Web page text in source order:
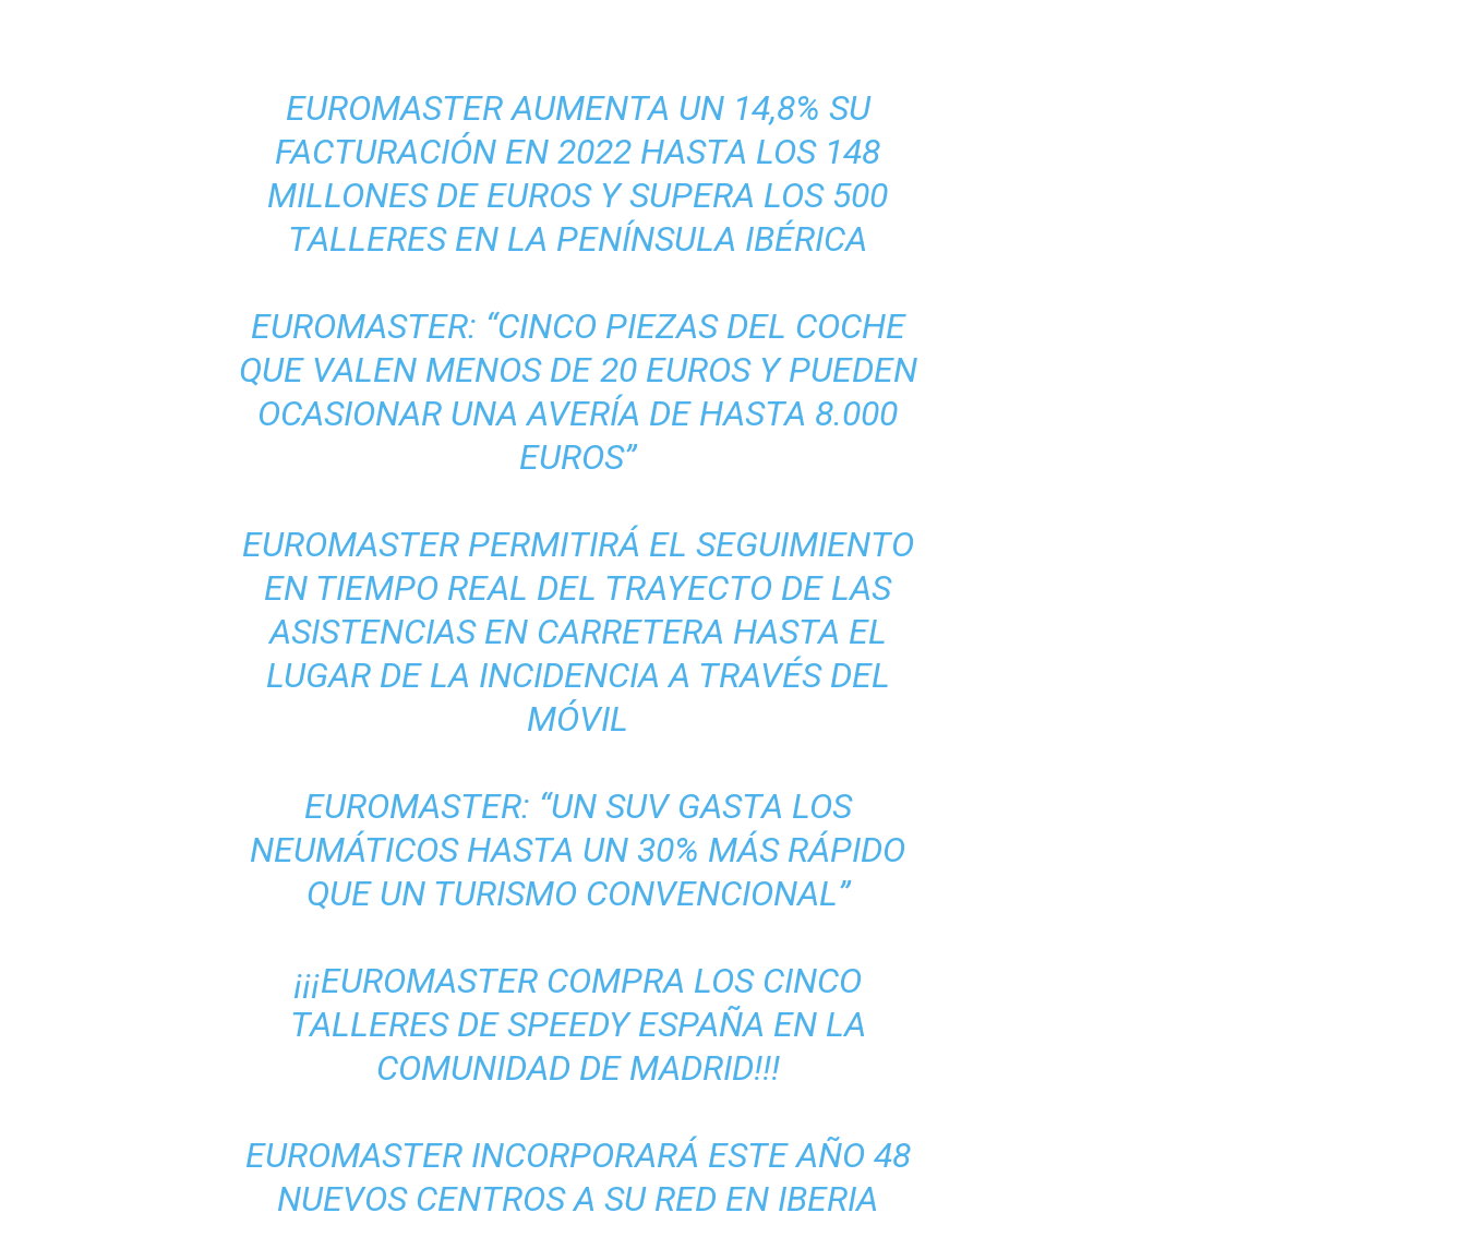
EUROMASTER AUMENTA UN 14,8% SU
FACTURACIÓN EN 2022 HASTA LOS 148
MILLONES DE EUROS Y SUPERA LOS 500
TALLERES EN LA PENÍNSULA IBÉRICA
EUROMASTER: “CINCO PIEZAS DEL COCHE
QUE VALEN MENOS DE 20 EUROS Y PUEDEN
OCASIONAR UNA AVERÍA DE HASTA 8.000
EUROS”
EUROMASTER PERMITIRÁ EL SEGUIMIENTO
EN TIEMPO REAL DEL TRAYECTO DE LAS
ASISTENCIAS EN CARRETERA HASTA EL
LUGAR DE LA INCIDENCIA A TRAVÉS DEL
MÓVIL
EUROMASTER: “UN SUV GASTA LOS
NEUMÁTICOS HASTA UN 30% MÁS RÁPIDO
QUE UN TURISMO CONVENCIONAL”
¡¡¡EUROMASTER COMPRA LOS CINCO
TALLERES DE SPEEDY ESPAÑA EN LA
COMUNIDAD DE MADRID!!!
EUROMASTER INCORPORARÁ ESTE AÑO 48
NUEVOS CENTROS A SU RED EN IBERIA